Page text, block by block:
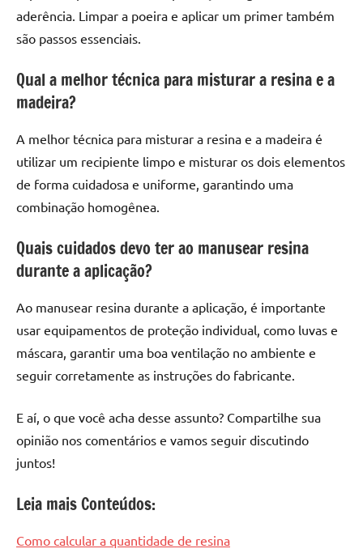
aderência. Limpar a poeira e aplicar um primer também
são passos essenciais.
Qual a melhor técnica para misturar a resina e a
madeira?
A melhor técnica para misturar a resina e a madeira é
utilizar um recipiente limpo e misturar os dois elementos
de forma cuidadosa e uniforme, garantindo uma
combinação homogênea.
Quais cuidados devo ter ao manusear resina
durante a aplicação?
Ao manusear resina durante a aplicação, é importante
usar equipamentos de proteção individual, como luvas e
máscara, garantir uma boa ventilação no ambiente e
seguir corretamente as instruções do fabricante.
E aí, o que você acha desse assunto? Compartilhe sua
opinião nos comentários e vamos seguir discutindo
juntos!
Leia mais Conteúdos:
Como calcular a quantidade de resina